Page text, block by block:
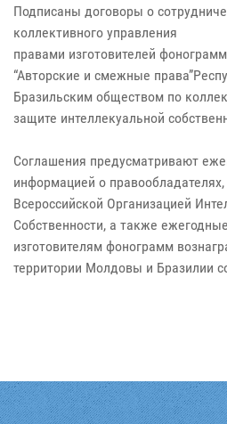
Подписаны договоры о
коллективного управления
правами изготовителей
“Авторские и смежные
Бразильским обществом по
защите интеллекуальной
Соглашения предусматривают
информацией о
Всероссийской Организацией
Собственности, а также
изготовителям фонограмм
территории Молдовы и Бразилии